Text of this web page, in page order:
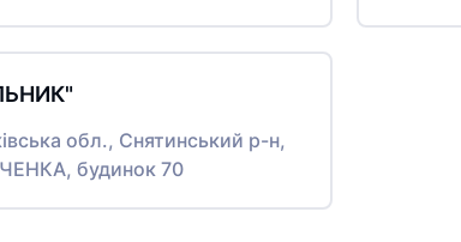
обл., Снятинський р-н,
будинок 70